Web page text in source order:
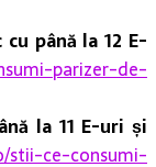
până la 12 E-
parizer-de-
la 11 E-uri și
stii-ce-consumi-